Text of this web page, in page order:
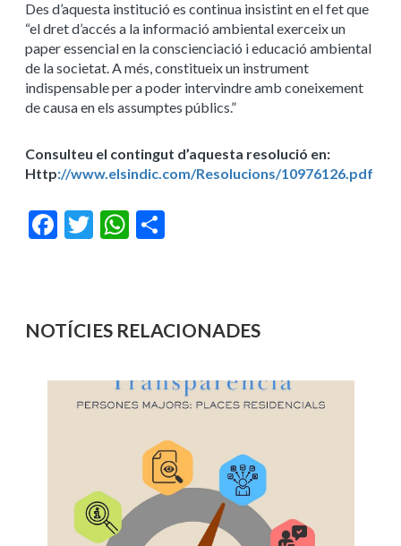
Des d’aquesta institució es continua insistint en el fet que
“el dret d’accés a la informació ambiental exerceix un
paper essencial en la conscienciació i educació ambiental
de la societat. A més, constitueix un instrument
indispensable per a poder intervindre amb coneixement
de causa en els assumptes públics.”
Consulteu el contingut d’aquesta resolució en:
Http://www.elsindic.com/Resolucions/10976126.pdf
Facebook
Twitter WhatsApp
NOTÍCIES RELACIONADES